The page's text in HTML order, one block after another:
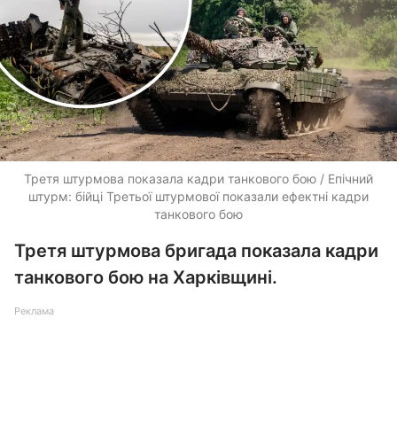
Третя штурмова показала кадри танкового бою / Епічний
штурм: бійці Третьої штурмової показали ефектні кадри
танкового бою
Третя штурмова бригада показала кадри
танкового бою на Харківщині.
Реклама